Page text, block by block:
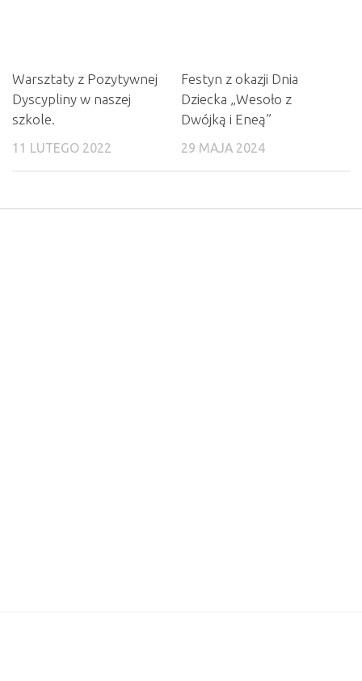
Warsztaty z Pozytywnej
Dyscypliny w naszej
szkole.
11 LUTEGO 2022
Festyn z okazji Dnia
Dziecka „Wesoło z
Dwójką i Eneą”
29 MAJA 2024